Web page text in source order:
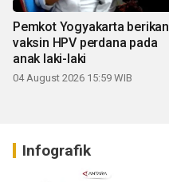
Pemkot Yogyakarta berikan
vaksin HPV perdana pada
anak laki-laki
04 August 2026 15:59 WIB
Infografik